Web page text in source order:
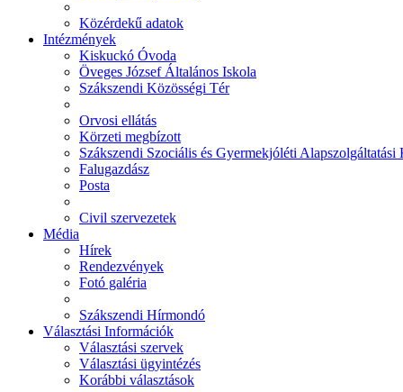
Közérdekű adatok
Intézmények
Kiskuckó Óvoda
Öveges József Általános Iskola
Szákszendi Közösségi Tér
Orvosi ellátás
Körzeti megbízott
Szákszendi Szociális és Gyermekjóléti Alapszolgáltatási
Falugazdász
Posta
Civil szervezetek
Média
Hírek
Rendezvények
Fotó galéria
Szákszendi Hírmondó
Választási Információk
Választási szervek
Választási ügyintézés
Korábbi választások